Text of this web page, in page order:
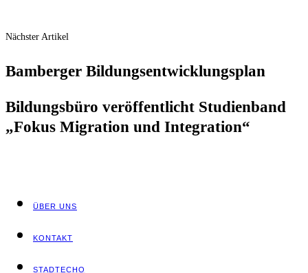
Nächster Artikel
Bam­ber­ger Bildungsentwicklungsplan
Bil­dungs­bü­ro ver­öf­fent­licht Stu­di­en­band
„Fokus Migra­ti­on und Integration“
ÜBER UNS
KON­TAKT
STADT­ECHO